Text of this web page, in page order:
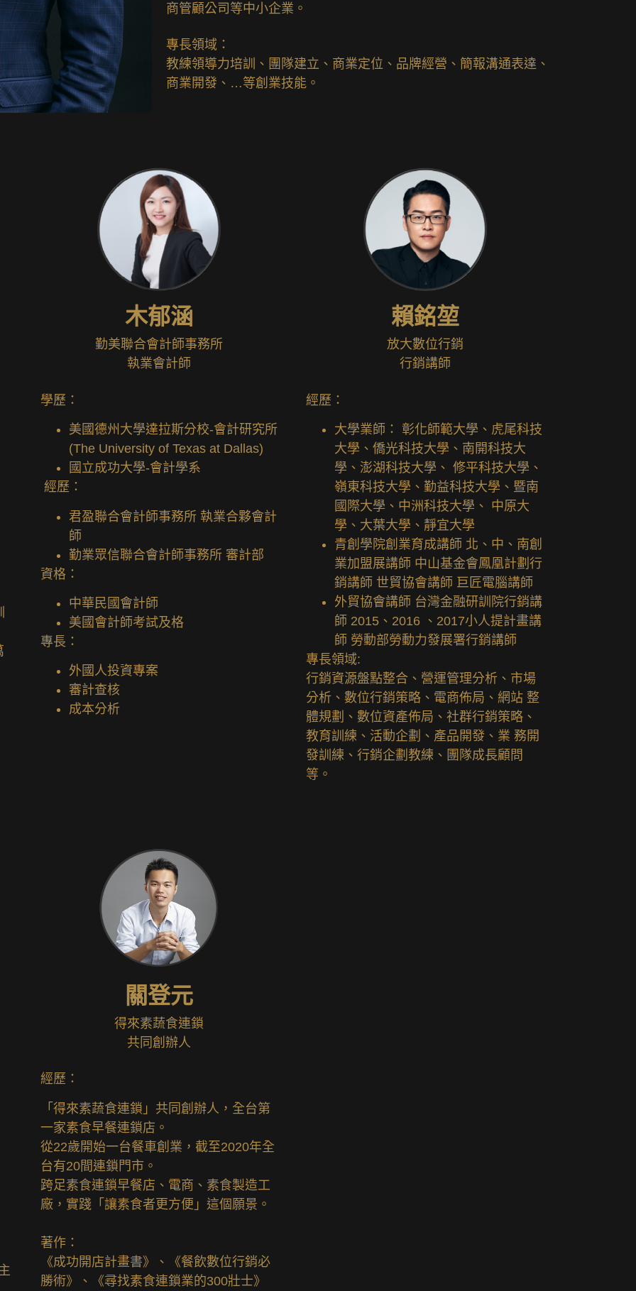
商管顧公司等中小企業。
專長領域：
教練領導力培訓、團隊建立、商業定位、品牌經營、簡報溝通表達、
商業開發、…等創業技能。
木郁涵
勤美聯合會計師事務所
執業會計師
學歷：
美國德州大學達拉斯分校-會計研究所
(The University of Texas at Dallas)
國立成功大學-會計學系
經歷：
君盈聯合會計師事務所 執業合夥會計
師
勤業眾信聯合會計師事務所 審計部
資格：
中華民國會計師
美國會計師考試及格
專長：
外國人投資專案
審計查核
成本分析
賴銘堃
放大數位行銷
行銷講師
經歷：
大學業師： 彰化師範大學、虎尾科技
大學、僑光科技大學、南開科技大
學、澎湖科技大學、 修平科技大學、
嶺東科技大學、勤益科技大學、暨南
國際大學、中洲科技大學、 中原大
學、大葉大學、靜宜大學
青創學院創業育成講師 北、中、南創
業加盟展講師 中山基金會鳳凰計劃行
銷講師 世貿協會講師 巨匠電腦講師
外貿協會講師 台灣金融研訓院行銷講
師 2015、2016 、2017小人提計畫講
師 勞動部勞動力發展署行銷講師
專長領域:
行銷資源盤點整合、營運管理分析、市場
分析、數位行銷策略、電商佈局、網站 整
體規劃、數位資產佈局、社群行銷策略、
教育訓練、活動企劃、產品開發、業 務開
發訓練、行銷企劃教練、團隊成長顧問
等。
關登元
得來素蔬食連鎖
共同創辦人
經歷：
「得來素蔬食連鎖」共同創辦人，全台第
一家素食早餐連鎖店。
從22歲開始一台餐車創業，截至2020年全
台有20間連鎖門市。
跨足素食連鎖早餐店、電商、素食製造工
廠，實踐「讓素食者更方便」這個願景。
著作：
《成功開店計畫書》、《餐飲數位行銷必
勝術》、《尋找素食連鎖業的300壯士》